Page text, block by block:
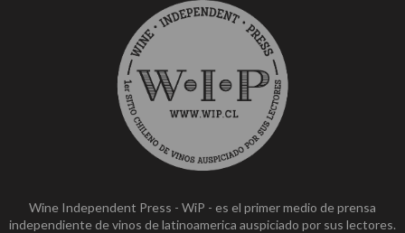
Wine Independent Press - WiP - es el primer medio de prensa
independiente de vinos de latinoamerica auspiciado por sus lectores.